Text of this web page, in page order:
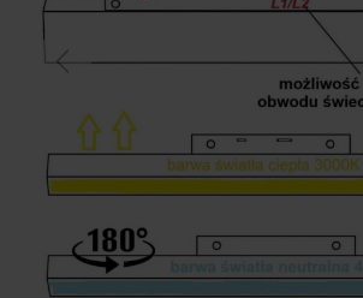
Previous